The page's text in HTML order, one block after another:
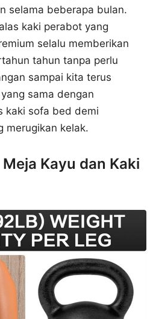
selama beberapa bulan.
kaki perabot yang
selalu memberikan
tahun tanpa perlu
sampai kita terus
sama dengan
kaki sofa bed demi
merugikan kelak.
Kayu dan Kaki